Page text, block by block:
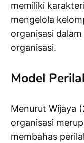
memiliki
mengelola
organisasi
organisasi.
Model
Menurut Wijaya
organisasi
membahas